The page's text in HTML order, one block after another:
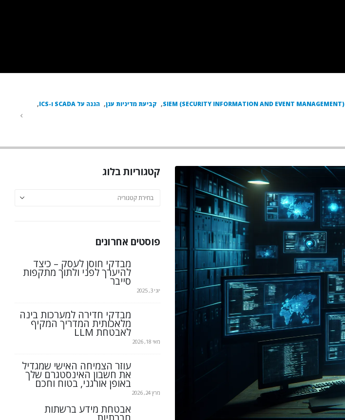
SIEM (SECURITY INFORMATION AND EVENT MANAGEMENT)
, קביעת מדיניות ענן, הגנה על SCADA ו-ICS
,
קטגוריות בלוג
קטגוריות
פוסטים אחרונים
מבדקי חוסן לעסק – כיצד
להיערך לפני ולתוך מתקפות
סייבר
יוני 3, 2025
מבדקי חדירה למערכות בינה
מלאכותית המדריך המקיף
לאבטחת LLM
מאי 18, 2026
עוזר הצמיחה האישי שמגדיל
את חשבון האינסטגרם שלך
באופן אורגני, בטוח וחכם
מרץ 24, 2026
אבטחת מידע ברשתות